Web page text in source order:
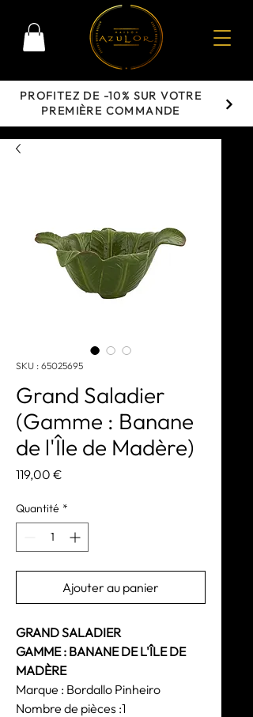
PROFITEZ DE -10% SUR VOTRE
PREMIÈRE COMMANDE
SKU : 65025695
Grand Saladier
(Gamme : Banane
de l'Île de Madère)
119,00 €
Quantité *
Ajouter au panier
GRAND SALADIER
GAMME : BANANE DE L'ÎLE DE
MADÈRE
Marque : Bordallo Pinheiro
Nombre de pièces :1